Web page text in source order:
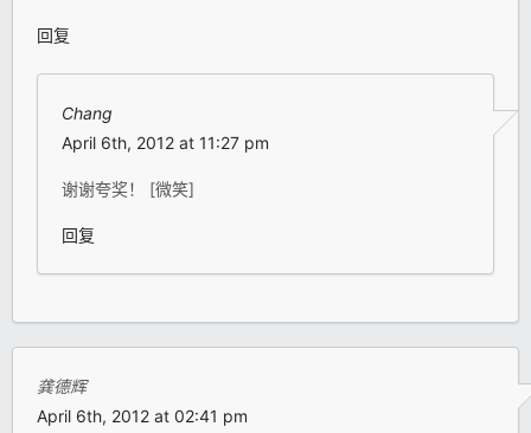
回复
Chang
April 6th, 2012 at 11:27 pm
谢谢夸奖！ [微笑]
回复
龚德辉
April 6th, 2012 at 02:41 pm